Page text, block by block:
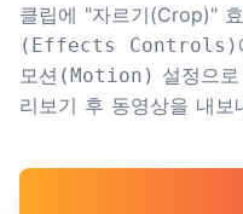
클립에 "자르기(Crop)"
(Effects Controls)
모션(Motion) 설정으
리보기 후 동영상을 내보